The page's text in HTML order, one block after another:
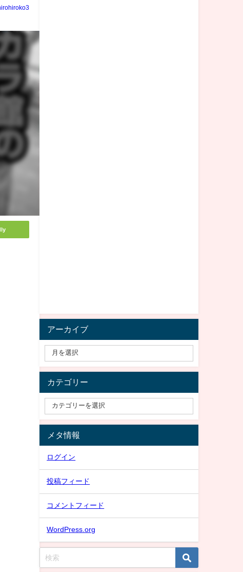
アーカイブ
カテゴリー
メタ情報
ログイン
投稿フィード
コメントフィード
WordPress.org